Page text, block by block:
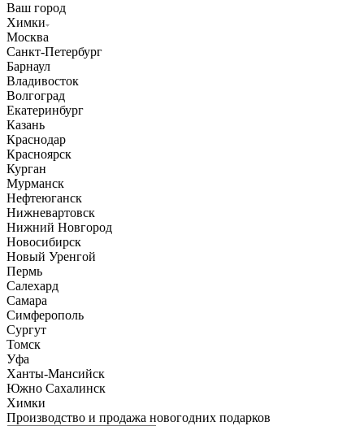
Ваш город
Химки
Москва
Санкт-Петербург
Барнаул
Владивосток
Волгоград
Екатеринбург
Казань
Краснодар
Красноярск
Курган
Мурманск
Нефтеюганск
Нижневартовск
Нижний Новгород
Новосибирск
Новый Уренгой
Пермь
Салехард
Самара
Симферополь
Сургут
Томск
Уфа
Ханты-Мансийск
Южно Сахалинск
Химки
Производство и продажа новогодних подарков